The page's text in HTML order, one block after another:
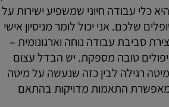
כלי עבודה חיוני שמשפיע ישירות על
שלכם. אני יכול לומר מניסיון אישי
סביבת עבודה נוחה וארגונומית –
טובה מספקת. יש הבדל עצום
רגילה לבין כזה שנעשה על מיטה
התאמות מדויקות בהתאם